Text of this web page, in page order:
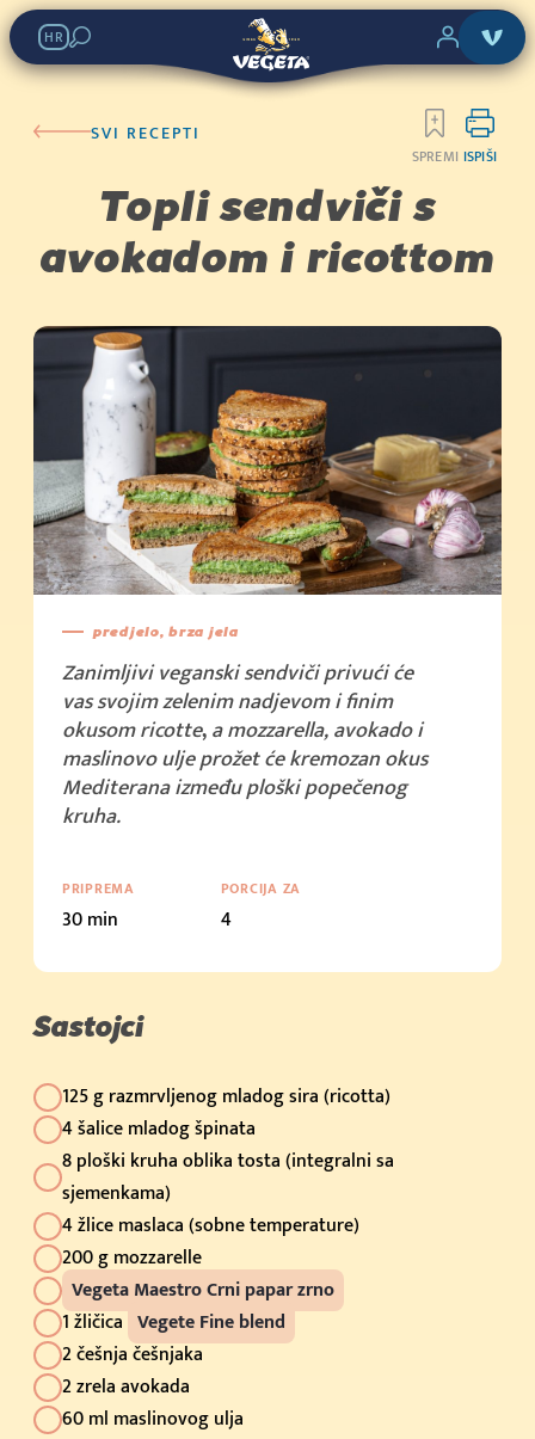
HR
SVI RECEPTI
SPREMI ISPIŠI
Topli sendviči s
avokadom i ricottom
predjelo, brza jela
Zanimljivi veganski sendviči privući će
vas svojim zelenim nadjevom i finim
okusom ricotte,a mozzarella, avokado i
maslinovo ulje prožet će kremozan okus
Mediterana između ploški popečenog
kruha.
PRIPREMA
30 min
PORCIJA ZA
4
Sastojci
125 g razmrvljenog mladog sira (ricotta)
4 šalice mladog špinata
8 ploški kruha oblika tosta (integralni sa
sjemenkama)
4 žlice maslaca (sobne temperature)
200 g mozzarelle
Vegeta Maestro Crni papar zrno
1 žličica Vegete Fine blend
2 češnja češnjaka
2 zrela avokada
60 ml maslinovog ulja